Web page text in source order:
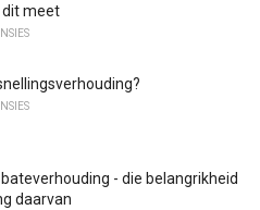
meet
- die belangrikheid
daarvan